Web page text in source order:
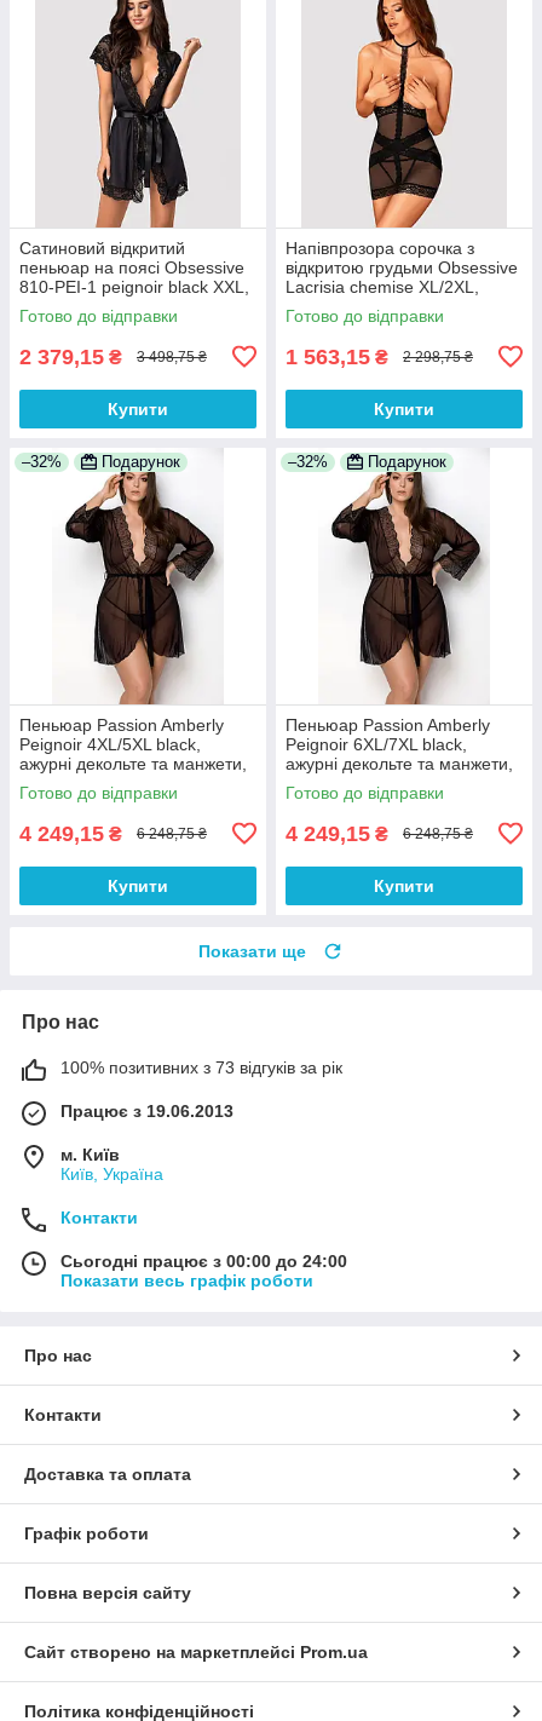
Сатиновий відкритий
пеньюар на поясі Obsessive
810-PEI-1 peignoir black XXL,
чорний
Готово до відправки
2 379,15 ₴ 3 498,75 ₴
Купити
Напівпрозора сорочка з
відкритою грудьми Obsessive
Lacrisia chemise XL/2XL,
чорна, з чокером
Готово до відправки
1 563,15 ₴ 2 298,75 ₴
Купити
–32% Подарунок
Пеньюар Passion Amberly
Peignoir 4XL/5XL black,
ажурні декольте та манжети,
широкі рукави
Готово до відправки
4 249,15 ₴ 6 248,75 ₴
Купити
–32% Подарунок
Пеньюар Passion Amberly
Peignoir 6XL/7XL black,
ажурні декольте та манжети,
широкі рукави
Готово до відправки
4 249,15 ₴ 6 248,75 ₴
Купити
Показати ще
Про нас
100% позитивних з 73 відгуків за рік
Працює з 19.06.2013
м. Київ
Київ, Україна
Контакти
Сьогодні працює з 00:00 до 24:00
Показати весь графік роботи
Про нас
Контакти
Доставка та оплата
Графік роботи
Повна версія сайту
Сайт створено на маркетплейсі Prom.ua
Політика конфіденційності